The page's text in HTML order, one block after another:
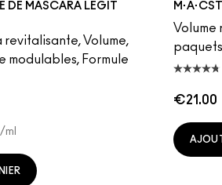
DE MASCARA LEGIT
revitalisante, Volume,
modulables, Formule
/ml
Volume
€21.00